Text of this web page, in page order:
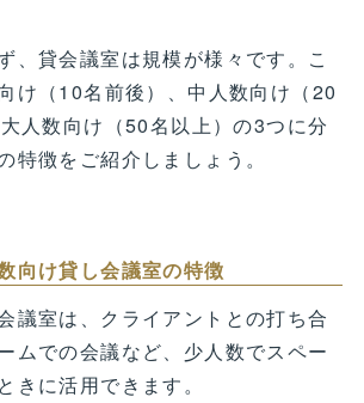
、貸会議室は規模が様々です。こ
け（10名前後）、中人数向け（20
人数向け（50名以上）の3つに分
特徴をご紹介しましょう。
向け貸し会議室の特徴
議室は、クライアントとの打ち合
ムでの会議など、少人数でスペー
きに活用できます。